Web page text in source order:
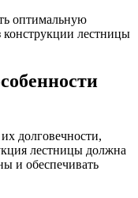
оптимальную
лестницы
их долговечности,
лестницы должна
и обеспечивать